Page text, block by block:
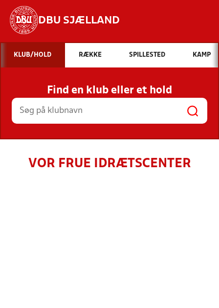
DBU SJÆLLAND
Hvad vil du søge efter?
INDHOLD OG NYHEDER
STILLINGER, RESULTATER, KLUBBER OG
HOLD
KLUB/HOLD RÆKKE SPILLESTED KAMP
Find en klub eller et hold
VOR FRUE IDRÆTSCENTER